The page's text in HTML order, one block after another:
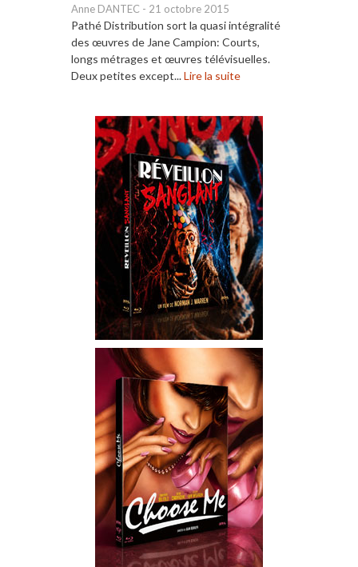
Anne DANTEC - 21 octobre 2015
Pathé Distribution sort la quasi intégralité
des œuvres de Jane Campion: Courts,
longs métrages et œuvres télévisuelles.
Deux petites except...Lire la suite